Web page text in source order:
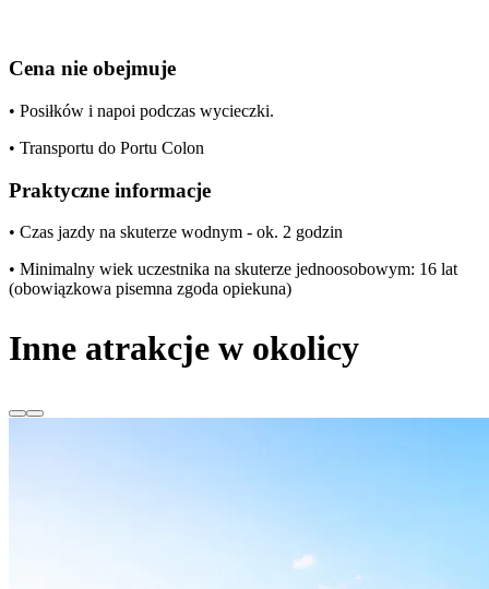
Cena nie obejmuje
• Posiłków i napoi podczas wycieczki.
• Transportu do Portu Colon
Praktyczne informacje
• Czas jazdy na skuterze wodnym - ok. 2 godzin
• Minimalny wiek uczestnika na skuterze jednoosobowym: 16 lat
(obowiązkowa pisemna zgoda opiekuna)
Inne atrakcje w okolicy